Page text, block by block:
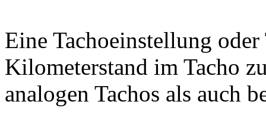
Eine Tachoeinstellung
Kilometerstand im Tacho
analogen Tachos als auch